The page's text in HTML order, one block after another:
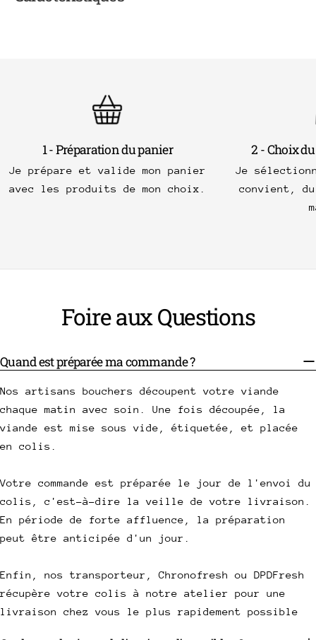
1 - Préparation du panier
Je prépare et valide mon panier
avec les produits de mon choix.
2 - Choix
Je
convient,
Foire aux Questions
Quand est préparée ma commande ?
Nos artisans bouchers découpent votre viande
chaque matin avec soin. Une fois découpée, la
viande est mise sous vide, étiquetée, et placée
en colis.
Votre commande est préparée le jour de l'envoi du
colis, c'est-à-dire la veille de votre livraison.
En période de forte affluence, la préparation
peut être anticipée d'un jour.
Enfin, nos transporteur, Chronofresh ou DPDFresh
récupère votre colis à notre atelier pour une
livraison chez vous le plus rapidement possible